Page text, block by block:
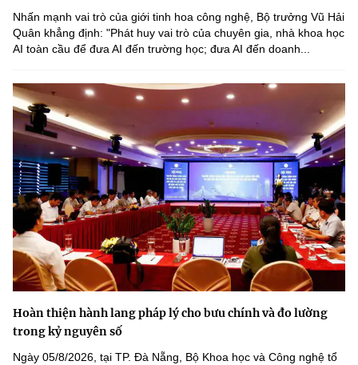
Nhấn mạnh vai trò của giới tinh hoa công nghệ, Bộ trưởng Vũ Hải
Quân khẳng định: "Phát huy vai trò của chuyên gia, nhà khoa học
AI toàn cầu để đưa AI đến trường học; đưa AI đến doanh...
Hoàn thiện hành lang pháp lý cho bưu chính và đo lường
trong kỷ nguyên số
Ngày 05/8/2026, tại TP. Đà Nẵng, Bộ Khoa học và Công nghệ tổ